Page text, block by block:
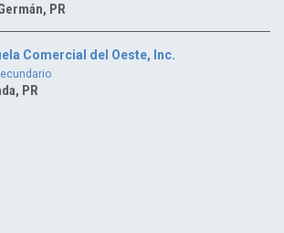
PR
Comercial del Oeste, Inc.
PR